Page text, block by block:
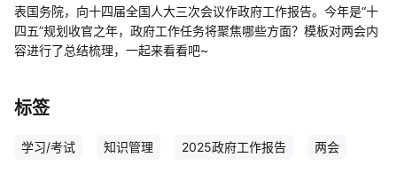
表国务院，向十四届全国人大三次会议作政府工作报告。今年是“十
四五”规划收官之年，政府工作任务将聚焦哪些方面？模板对两会内
容进行了总结梳理，一起来看看吧~
标签
学习/考试 知识管理 2025政府工作报告 两会